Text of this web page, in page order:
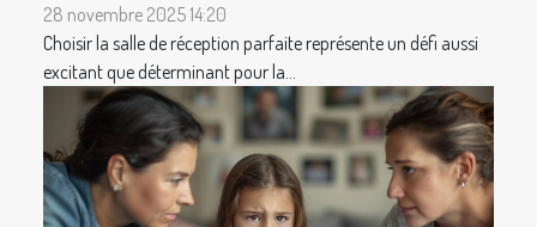
28 novembre 2025 14:20
Choisir la salle de réception parfaite représente un défi aussi
excitant que déterminant pour la...